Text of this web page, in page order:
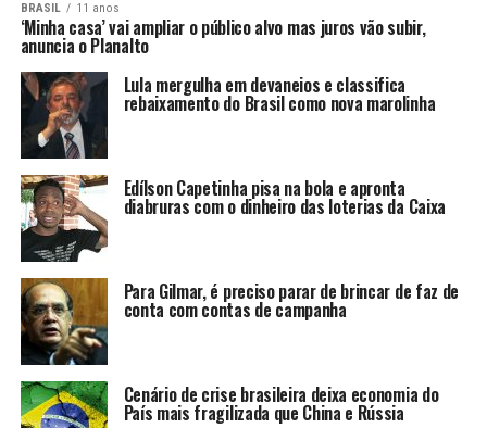
BRASIL 11 anos
‘Minha casa’ vai ampliar o público alvo mas juros vão subir,
anuncia o Planalto
Lula mergulha em devaneios e classifica
rebaixamento do Brasil como nova marolinha
Edílson Capetinha pisa na bola e apronta
diabruras com o dinheiro das loterias da Caixa
Para Gilmar, é preciso parar de brincar de faz de
conta com contas de campanha
Cenário de crise brasileira deixa economia do
País mais fragilizada que China e Rússia